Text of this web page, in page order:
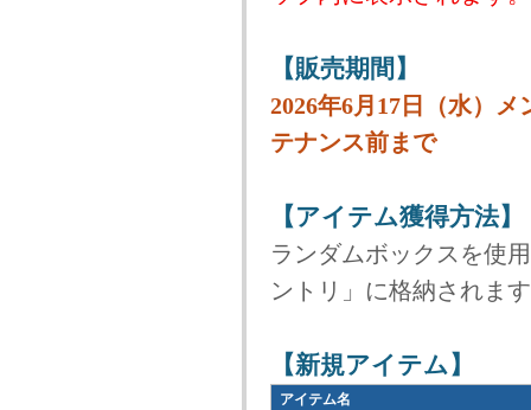
【販売期間】
2026年6月17日（水）
テナンス前まで
【アイテム獲得方法】
ランダムボックスを使
ントリ」に格納されま
【新規アイテム】
アイテム名